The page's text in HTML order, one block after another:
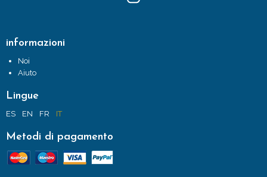
informazioni
Noi
Aiuto
Lingue
ES EN FR IT
Metodi di pagamento